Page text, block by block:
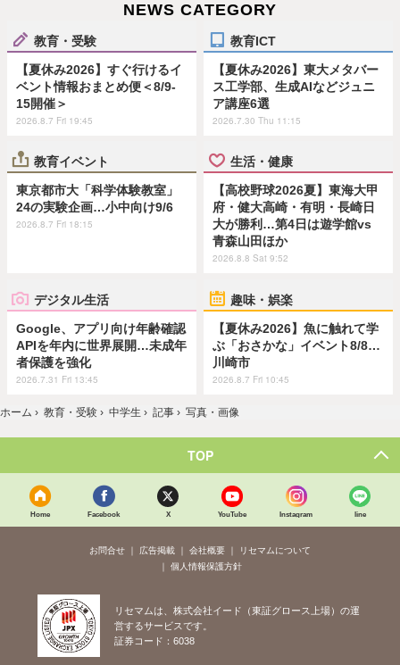
NEWS CATEGORY
教育・受験
【夏休み2026】すぐ行けるイ
ベント情報おまとめ便＜8/9-
15開催＞
2026.8.7 Fri 19:45
教育ICT
【夏休み2026】東大メタバー
ス工学部、生成AIなどジュニ
ア講座6選
2026.7.30 Thu 11:15
教育イベント
東京都市大「科学体験教室」
24の実験企画…小中向け9/6
2026.8.7 Fri 18:15
生活・健康
【高校野球2026夏】東海大甲
府・健大高崎・有明・長崎日
大が勝利…第4日は遊学館vs
青森山田ほか
2026.8.8 Sat 9:52
デジタル生活
Google、アプリ向け年齢確認
APIを年内に世界展開…未成年
者保護を強化
2026.7.31 Fri 13:45
趣味・娯楽
【夏休み2026】魚に触れて学
ぶ「おさかな」イベント8/8…
川崎市
2026.8.7 Fri 10:45
ホーム › 教育・受験 › 中学生 › 記事 › 写真・画像
TOP
Home Facebook X YouTube Instagram line
お問合せ 広告掲載 会社概要
リセマムについて
個人情報保護方針
リセマムは、株式会社イード（東証グロース上場）の運
営するサービスです。
証券コード：6038